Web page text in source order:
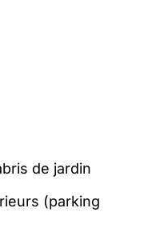
de jardin
(parking